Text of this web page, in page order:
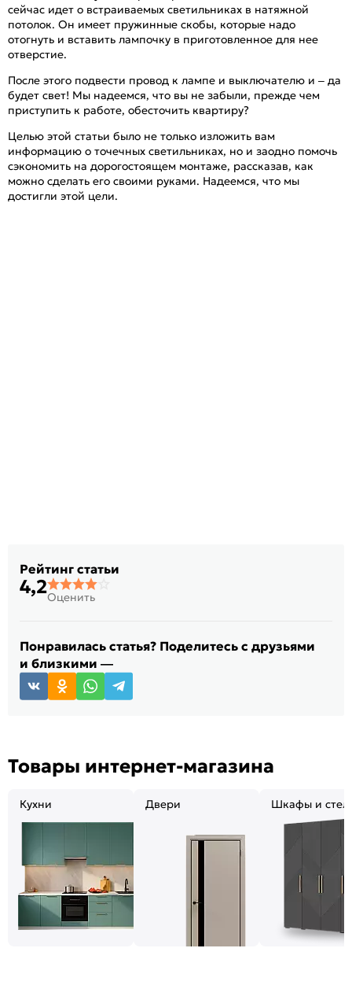
сейчас идет о встраиваемых светильниках в натяжной
потолок. Он имеет пружинные скобы, которые надо
отогнуть и вставить лампочку в приготовленное для нее
отверстие.
После этого подвести провод к лампе и выключателю и – да
будет свет! Мы надеемся, что вы не забыли, прежде чем
приступить к работе, обесточить квартиру?
Целью этой статьи было не только изложить вам
информацию о точечных светильниках, но и заодно помочь
сэкономить на дорогостоящем монтаже, рассказав, как
можно сделать его своими руками. Надеемся, что мы
достигли этой цели.
Рейтинг статьи
4,2Оценить
Понравилась статья? Поделитесь с друзьями
и близкими —
Товары интернет-магазина
Кухни Двери Шкафы и